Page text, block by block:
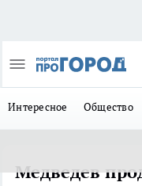
Интересное Общество
Медведев